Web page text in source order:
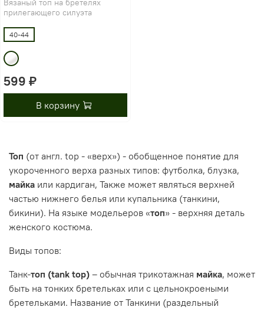
Вязаный топ на бретелях
прилегающего силуэта
40-44
599 ₽
В корзину
Топ (от англ. top - «верх») - обобщенное понятие для
укороченного верха разных типов: футболка, блузка,
майка или кардиган, Также может являться верхней
частью нижнего белья или купальника (танкини,
бикини). На языке модельеров «топ» - верхняя деталь
женского костюма.
Виды топов:
Танк-топ (tank top) – обычная трикотажная майка, может
быть на тонких бретельках или с цельнокроеными
бретельками. Название от Танкини (раздельный